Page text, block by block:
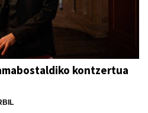
kontzertua